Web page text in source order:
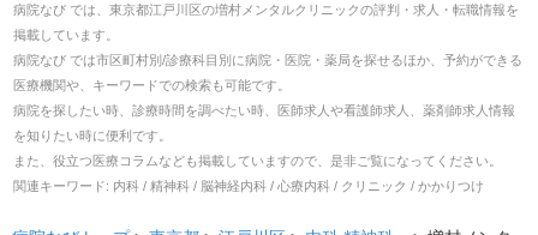
病院なび では、 東京都江戸川区の増村メンタルクリニックの評判・求人・転職情報を
掲載しています。
病院なび では市区町村別/診療科目別に病院・医院・薬局を探せるほか、予約ができる
医療機関や、キーワードでの検索も可能です。
病院を探したい時、診療時間を調べたい時、医師求人や看護師求人、薬剤師求人情報
を知りたい時に便利です。
また、役立つ医療コラムなども掲載していますので、是非ご覧になってください。
関連キーワード: 内科 / 精神科 / 脳神経内科 / 心療内科 / クリニック / かかりつけ